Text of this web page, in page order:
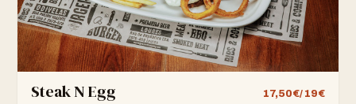
Steak N Egg
17,50€/ 19€